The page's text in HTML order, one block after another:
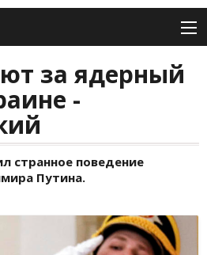
за ядерный
-
странное поведение
Путина.